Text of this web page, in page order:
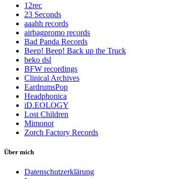
12rec
23 Seconds
aaahh records
airbagpromo records
Bad Panda Records
Beep! Beep! Back up the Truck
beko dsl
BFW recordings
Clinical Archives
EardrumsPop
Headphonica
iD.EOLOGY
Lost Children
Mimonot
Zorch Factory Records
Über mich
Datenschutzerklärung